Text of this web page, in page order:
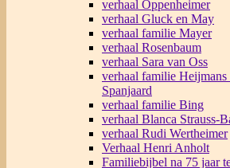
verhaal Oppenheimer
verhaal Gluck en May
verhaal familie Mayer
verhaal Rosenbaum
verhaal Sara van Oss
verhaal familie Heijmans
Spanjaard
verhaal familie Bing
verhaal Blanca Strauss-
verhaal Rudi Wertheimer
Verhaal Henri Anholt
Familiebijbel na 75 jaar